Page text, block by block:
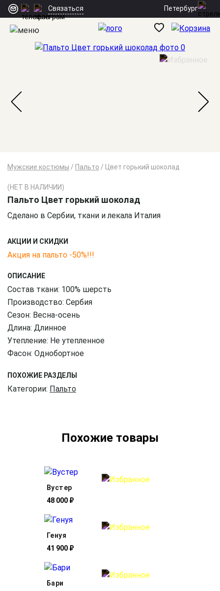
Связаться Петербург
Мужские костюмы / Пальто / Цвет горький шоколад
(НЕТ В НАЛИЧИИ)
Пальто Цвет горький шоколад
Сделано в Сербии, ткани и лекала Италия
АКЦИИ И СКИДКИ
Акция на пальто -50%!!!
ОПИСАНИЕ
Состав ткани: 100% шерсть
Производство: Сербия
Сезон: Весна-осень
Длина: Длинное
Утепление: Не утепленное
Фасон: Однобортное
ПОХОЖИЕ РАЗДЕЛЫ
Категории: Пальто
Похожие товары
Вустер
48 000 ₽
Генуя
41 900 ₽
Бари